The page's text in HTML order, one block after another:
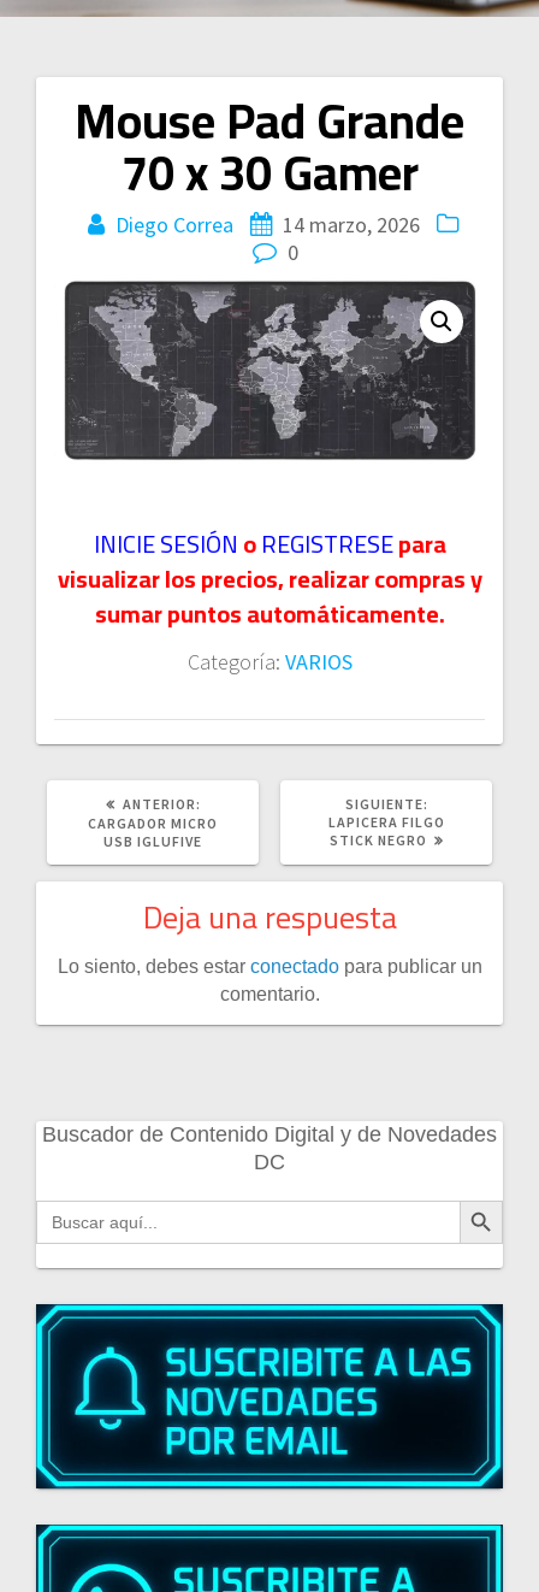
Mouse Pad Grande
70 x 30 Gamer
Diego Correa
14 marzo, 2026
0
INICIE SESIÓNoREGISTRESEpara
visualizar los precios, realizar compras y
sumar puntos automáticamente.
Categoría: VARIOS
Navegación
entradas
ANTERIOR:
ANTERIOR:
CARGADOR MICRO
USB IGLUFIVE
SIGUIENTE:
POST:
LAPICERA FILGO
STICK NEGRO
Deja una respuesta
Lo siento, debes estar conectadopara publicar un
comentario.
Buscador de Contenido Digital y de Novedades
DC
Buscar: Botón de búsqueda